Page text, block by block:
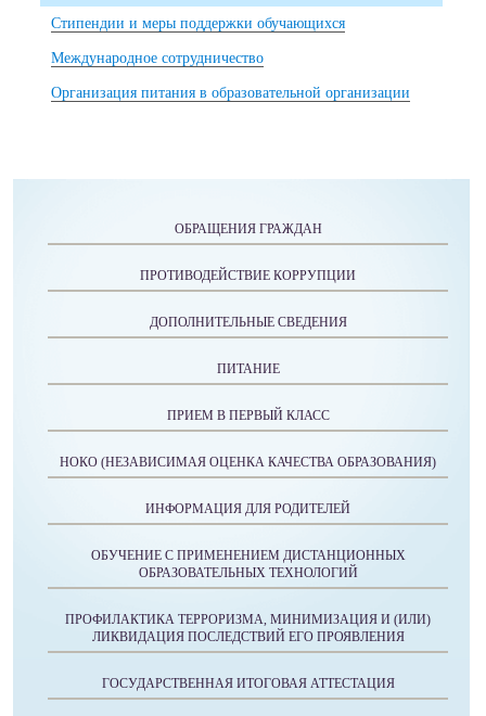
Стипендии и меры поддержки обучающихся
Международное сотрудничество
Организация питания в образовательной организации
ОБРАЩЕНИЯ ГРАЖДАН
ПРОТИВОДЕЙСТВИЕ КОРРУПЦИИ
ДОПОЛНИТЕЛЬНЫЕ СВЕДЕНИЯ
ПИТАНИЕ
ПРИЕМ В ПЕРВЫЙ КЛАСС
НОКО (НЕЗАВИСИМАЯ ОЦЕНКА КАЧЕСТВА ОБРАЗОВАНИЯ)
ИНФОРМАЦИЯ ДЛЯ РОДИТЕЛЕЙ
ОБУЧЕНИЕ С ПРИМЕНЕНИЕМ ДИСТАНЦИОННЫХ
ОБРАЗОВАТЕЛЬНЫХ ТЕХНОЛОГИЙ
ПРОФИЛАКТИКА ТЕРРОРИЗМА, МИНИМИЗАЦИЯ И (ИЛИ)
ЛИКВИДАЦИЯ ПОСЛЕДСТВИЙ ЕГО ПРОЯВЛЕНИЯ
ГОСУДАРСТВЕННАЯ ИТОГОВАЯ АТТЕСТАЦИЯ